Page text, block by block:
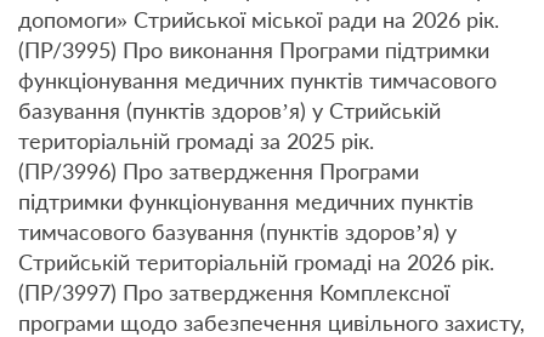
допомоги» Стрийської міської ради на 2026 рік.
(ПР/3995) Про виконання Програми підтримки
функціонування медичних пунктів тимчасового
базування (пунктів здоров’я) у Стрийській
територіальній громаді за 2025 рік.
(ПР/3996) Про затвердження Програми
підтримки функціонування медичних пунктів
тимчасового базування (пунктів здоров’я) у
Стрийській територіальній громаді на 2026 рік.
(ПР/3997) Про затвердження Комплексної
програми щодо забезпечення цивільного захисту,